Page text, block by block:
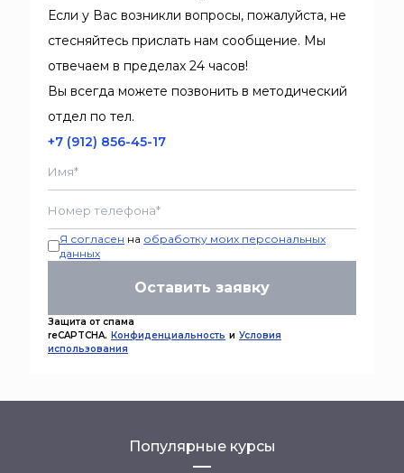
Если у Вас возникли вопросы, пожалуйста, не
стесняйтесь прислать нам сообщение. Мы
отвечаем в пределах 24 часов!
Вы всегда можете позвонить в методический
отдел по тел.
+7 (912) 856-45-17
Я согласен на обработку моих персональных
данных
Оставить заявку
Защита от спама
reCAPTCHA. Конфиденциальность и Условия
использования
Популярные курсы